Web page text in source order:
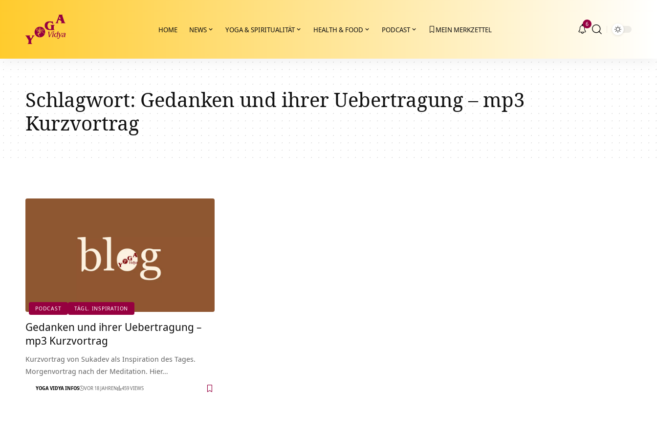
HOME NEWS YOGA & SPIRITUALITÄT HEALTH & FOOD PODCAST MEIN MERKZETTEL
6
Schlagwort: Gedanken und ihrer Uebertragung – mp3
Kurzvortrag
PODCAST TÄGL. INSPIRATION
Gedanken und ihrer Uebertragung –
mp3 Kurzvortrag
Kurzvortrag von Sukadev als Inspiration des Tages.
Morgenvortrag nach der Meditation. Hier…
YOGA VIDYA INFOS VOR 18 JAHREN 459 VIEWS